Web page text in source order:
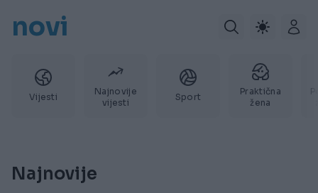
novi
Vijesti
Najnovije
vijesti
Sport
Praktična
žena
Najnovije